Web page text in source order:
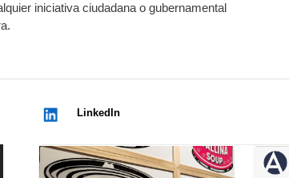
iniciativa ciudadana o gubernamental
LinkedIn